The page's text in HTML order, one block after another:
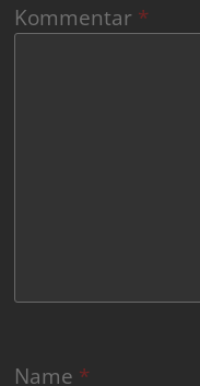
Kommentar *
Name *